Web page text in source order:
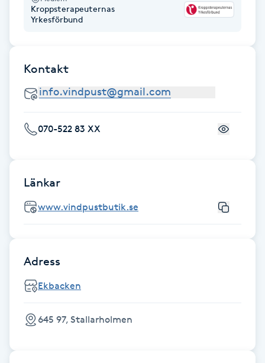
Fotsvamp
Fotvård
Fransborttagning
Fransförlängning
Fransförlängning Megavolym
Fransförlängning Volym
Fransk manikyr
Kroppsterapeuternas
Yrkesförbund
Kontakt
070-522 83 XX
Länkar
www.vindpustbutik.se
Adress
Ekbacken
645 97, Stallarholmen